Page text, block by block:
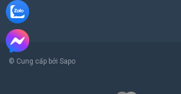
© Cung cấp bởi Sapo